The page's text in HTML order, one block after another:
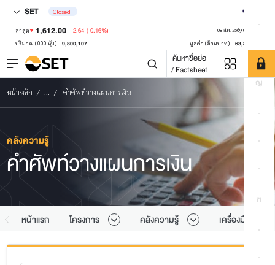
SET Closed
ล่าสุด 1,612.00 -2.64 (-0.16%) 08 ส.ค. 2569 03:20:14
ปริมาณ ('000 หุ้น) 9,800,107 มูลค่า (ล้านบาท) 63,391.38
ค้นหาชื่อย่อ
/ Factsheet
หน้าหลัก ... คำศัพท์วางแผนการเงิน
คลังความรู้
คำศัพท์วางแผนการเงิน
หน้าแรก โครงการ คลังความรู้ เครื่องมือ
ซ
ฌ
ญ
ฎ
ฏ
ฐ
ฑ
ฒ
ณ